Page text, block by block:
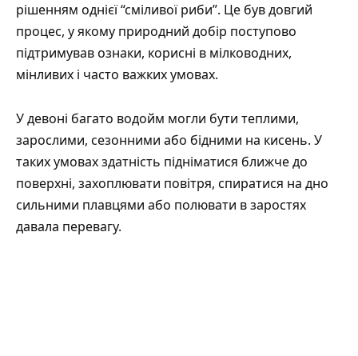
рішенням однієї “сміливої риби”. Це був довгий
процес, у якому природний добір поступово
підтримував ознаки, корисні в мілководних,
мінливих і часто важких умовах.
У девоні багато водойм могли бути теплими,
зарослими, сезонними або бідними на кисень. У
таких умовах здатність підніматися ближче до
поверхні, захоплювати повітря, спиратися на дно
сильними плавцями або полювати в заростях
давала перевагу.